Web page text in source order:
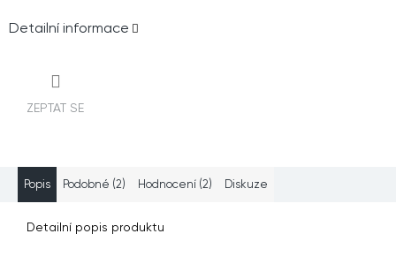
Detailní informace
ZEPTAT SE
Popis Podobné (2) Hodnocení (2) Diskuze
Detailní popis produktu